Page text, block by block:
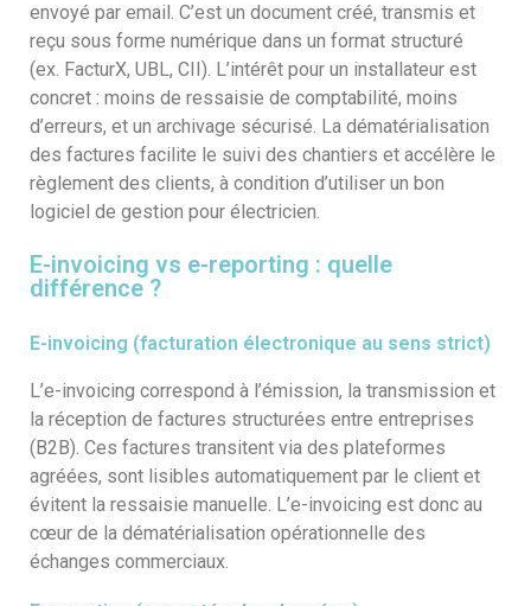
envoyé par email. C’est un document créé, transmis et
reçu sous forme numérique dans un format structuré
(ex. FacturX, UBL, CII). L’intérêt pour un installateur est
concret : moins de ressaisie de comptabilité, moins
d’erreurs, et un archivage sécurisé. La dématérialisation
des factures facilite le suivi des chantiers et accélère le
règlement des clients, à condition d’utiliser un bon
logiciel de gestion pour électricien.
E-invoicing vs e-reporting : quelle
différence ?
E-invoicing (facturation électronique au sens strict)
L’e-invoicing correspond à l’émission, la transmission et
la réception de factures structurées entre entreprises
(B2B). Ces factures transitent via des plateformes
agréées, sont lisibles automatiquement par le client et
évitent la ressaisie manuelle. L’e-invoicing est donc au
cœur de la dématérialisation opérationnelle des
échanges commerciaux.